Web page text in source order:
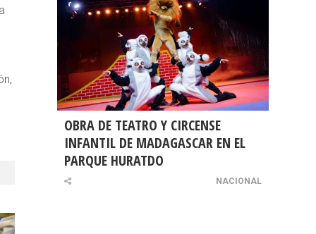
OBRA DE TEATRO Y CIRCENSE
INFANTIL DE MADAGASCAR EN EL
PARQUE HURATDO
NACIONAL